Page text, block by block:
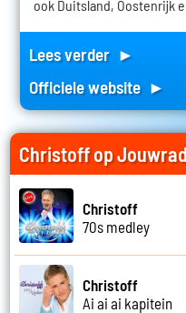
ook Duitsland, Oostenrijk
Lees verder ►
Officiele website ►
Christoff op
Christoff
70s medley
Christoff
Ai ai ai kapitein